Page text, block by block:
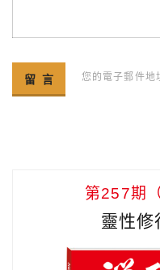
您的電子郵件地
第257期
靈性